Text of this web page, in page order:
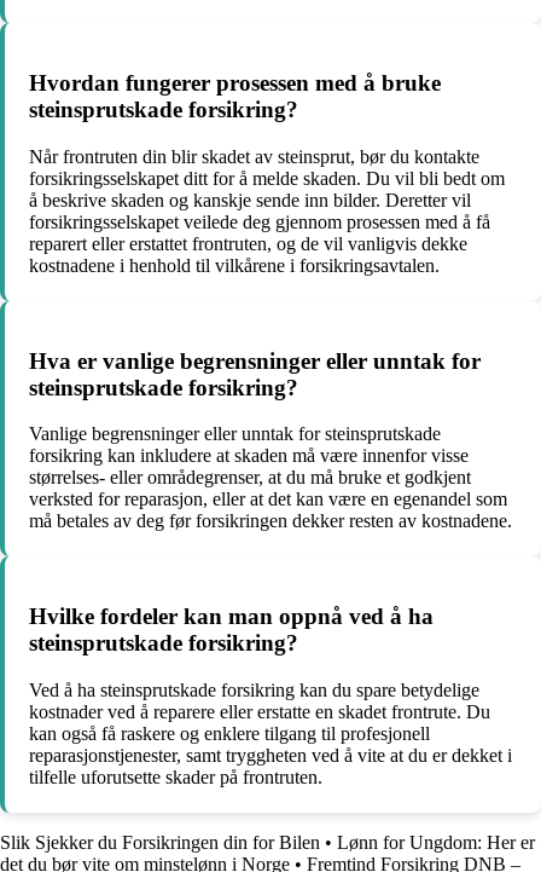
Hvordan fungerer prosessen med å bruke
steinsprutskade forsikring?
Når frontruten din blir skadet av steinsprut, bør du kontakte
forsikringsselskapet ditt for å melde skaden. Du vil bli bedt om
å beskrive skaden og kanskje sende inn bilder. Deretter vil
forsikringsselskapet veilede deg gjennom prosessen med å få
reparert eller erstattet frontruten, og de vil vanligvis dekke
kostnadene i henhold til vilkårene i forsikringsavtalen.
Hva er vanlige begrensninger eller unntak for
steinsprutskade forsikring?
Vanlige begrensninger eller unntak for steinsprutskade
forsikring kan inkludere at skaden må være innenfor visse
størrelses- eller områdegrenser, at du må bruke et godkjent
verksted for reparasjon, eller at det kan være en egenandel som
må betales av deg før forsikringen dekker resten av kostnadene.
Hvilke fordeler kan man oppnå ved å ha
steinsprutskade forsikring?
Ved å ha steinsprutskade forsikring kan du spare betydelige
kostnader ved å reparere eller erstatte en skadet frontrute. Du
kan også få raskere og enklere tilgang til profesjonell
reparasjonstjenester, samt tryggheten ved å vite at du er dekket i
tilfelle uforutsette skader på frontruten.
Slik Sjekker du Forsikringen din for Bilen • Lønn for Ungdom: Her er
det du bør vite om minstelønn i Norge • Fremtind Forsikring DNB –